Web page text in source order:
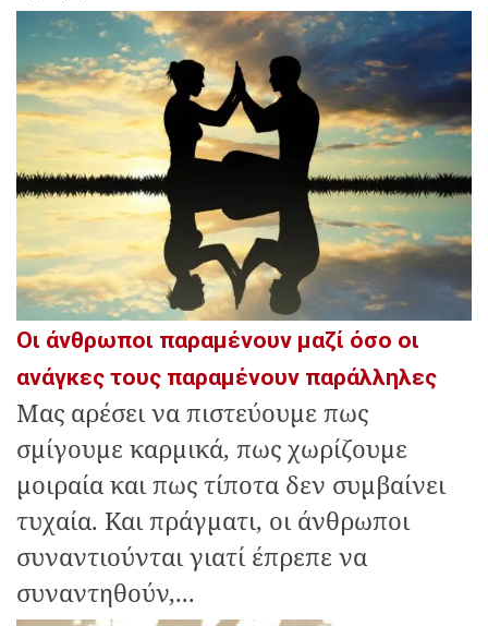
Οι άνθρωποι παραμένουν μαζί όσο οι
ανάγκες τους παραμένουν παράλληλες
Μας αρέσει να πιστεύουμε πως
σμίγουμε καρμικά, πως χωρίζουμε
μοιραία και πως τίποτα δεν συμβαίνει
τυχαία. Και πράγματι, οι άνθρωποι
συναντιούνται γιατί έπρεπε να
συναντηθούν,...